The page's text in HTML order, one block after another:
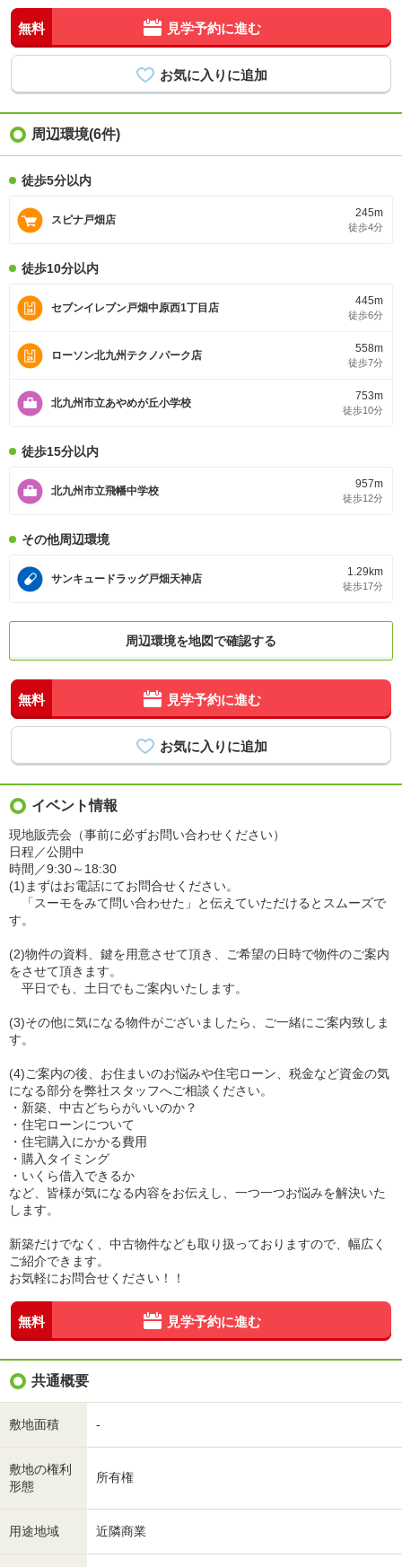
無料 見学予約に進む
周辺環境(6件)
徒歩5分以内
スピナ戸畑店
245m
徒歩4分
徒歩10分以内
セブンイレブン戸畑中原西1丁目店
445m
徒歩6分
ローソン北九州テクノパーク店
558m
徒歩7分
北九州市立あやめが丘小学校
753m
徒歩10分
徒歩15分以内
北九州市立飛幡中学校
957m
徒歩12分
その他周辺環境
サンキュードラッグ戸畑天神店
1.29km
徒歩17分
周辺環境を地図で確認する
無料 見学予約に進む
イベント情報
現地販売会（事前に必ずお問い合わせください）
日程／公開中
時間／9:30～18:30
(1)まずはお電話にてお問合せください。
「スーモをみて問い合わせた」と伝えていただけるとスムーズで
す。
(2)物件の資料、鍵を用意させて頂き、ご希望の日時で物件のご案内
をさせて頂きます。
平日でも、土日でもご案内いたします。
(3)その他に気になる物件がございましたら、ご一緒にご案内致しま
す。
(4)ご案内の後、お住まいのお悩みや住宅ローン、税金など資金の気
になる部分を弊社スタッフへご相談ください。
・新築、中古どちらがいいのか？
・住宅ローンについて
・住宅購入にかかる費用
・購入タイミング
・いくら借入できるか
など、皆様が気になる内容をお伝えし、一つ一つお悩みを解決いた
します。
新築だけでなく、中古物件なども取り扱っておりますので、幅広く
ご紹介できます。
お気軽にお問合せください！！
無料 見学予約に進む
共通概要
敷地面積 -
敷地の権利
形態
所有権
用途地域 近隣商業